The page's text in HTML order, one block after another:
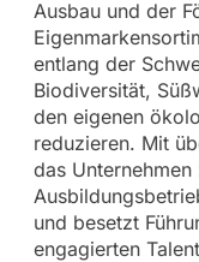
Ausbau und der
entlang der
Biodiversität,
den eigenen
reduzieren. Mit
das
und besetzt
engagierten